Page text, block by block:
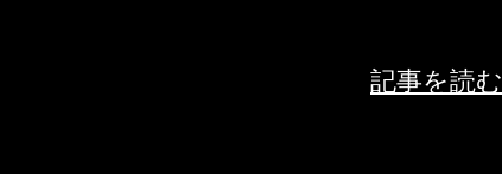
記事を読む